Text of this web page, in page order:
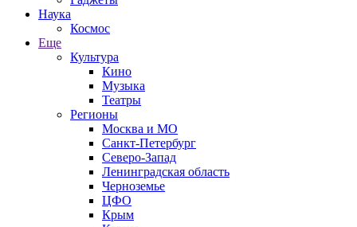
Наука
Космос
Еще
Культура
Кино
Музыка
Театры
Регионы
Москва и МО
Санкт-Петербург
Северо-Запад
Ленинградская область
Черноземье
ЦФО
Крым